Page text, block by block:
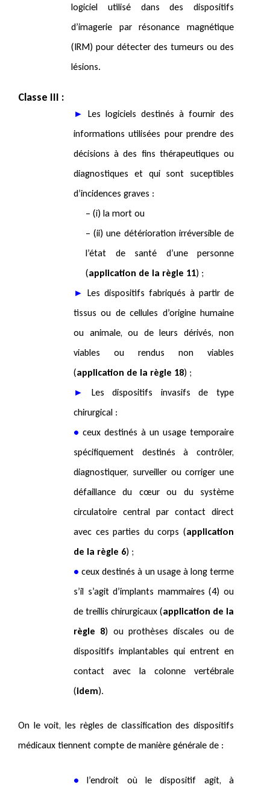
logiciel utilisé dans des dispositifs
d’imagerie par résonance magnétique
(IRM) pour détecter des tumeurs ou des
lésions.
Classe III :
► Les logiciels destinés à fournir des
informations utilisées pour prendre des
décisions à des fins thérapeutiques ou
diagnostiques et qui sont suceptibles
d’incidences graves :
– (i) la mort ou
– (ii) une détérioration irréversible de
l’état de santé d’une personne
(application de la règle 11) ;
► Les dispositifs fabriqués à partir de
tissus ou de cellules d’origine humaine
ou animale, ou de leurs dérivés, non
viables ou rendus non viables
(application de la règle 18) ;
► Les dispositifs invasifs de type
chirurgical :
• ceux destinés à un usage temporaire
spécifiquement destinés à contrôler,
diagnostiquer, surveiller ou corriger une
défaillance du cœur ou du système
circulatoire central par contact direct
avec ces parties du corps (application
de la règle 6) ;
•ceux destinés à un usage à long terme
s’il s’agit d’implants mammaires (4) ou
de treillis chirurgicaux (application de la
règle 8) ou prothèses discales ou de
dispositifs implantables qui entrent en
contact avec la colonne vertébrale
(idem).
On le voit, les règles de classification des dispositifs
médicaux tiennent compte de manière générale de :
•l’endroit où le dispositif agit, à